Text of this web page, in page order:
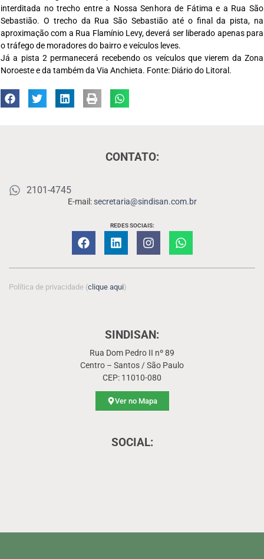
interditada no trecho entre a Nossa Senhora de Fátima e a Rua São
Sebastião. O trecho da Rua São Sebastião até o final da pista, na
aproximação com a Rua Flamínio Levy, deverá ser liberado apenas para
o tráfego de moradores do bairro e veículos leves.
Já a pista 2 permanecerá recebendo os veículos que vierem da Zona
Noroeste e da também da Via Anchieta. Fonte: Diário do Litoral.
CONTATO:
2101-4745
E-mail:secretaria@sindisan.com.br
REDES SOCIAIS:
Política de privacidade (clique aqui)
SINDISAN:
Rua Dom Pedro II nº 89
Centro – Santos / São Paulo
CEP: 11010-080
Ver no Mapa
SOCIAL: